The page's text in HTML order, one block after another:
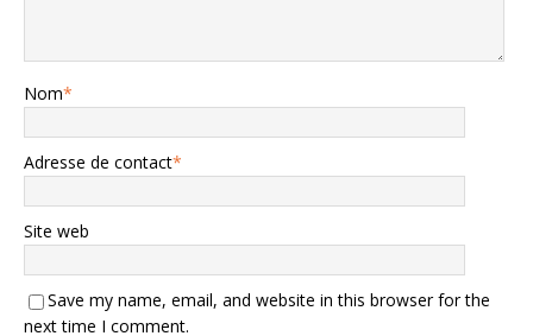
Nom*
Adresse de contact*
Site web
Save my name, email, and website in this browser for the
next time I comment.